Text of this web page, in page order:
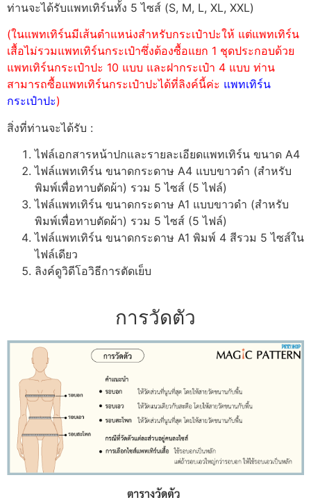
ท่านจะได้รับแพทเทิร์นทั้ง 5 ไซส์ (S, M, L, XL, XXL)
(ในแพทเทิร์นมีเส้นตำแหน่งสำหรับกระเป๋าปะให้ แต่แพทเทิร์น
เสื้อไม่รวมแพทเทิร์นกระเป๋าซึ่งต้องซื้อแยก 1 ชุดประกอบด้วย
แพทเทิร์นกระเป๋าปะ 10 แบบ และฝากระเป๋า 4 แบบ ท่าน
สามารถซื้อแพทเทิร์นกระเป๋าปะได้ที่ลิงค์นี้ค่ะ แพทเทิร์น
กระเป๋าปะ)
สิ่งที่ท่านจะได้รับ :
ไฟล์เอกสารหน้าปกและรายละเอียดแพทเทิร์น ขนาด A4
ไฟล์แพทเทิร์น ขนาดกระดาษ A4 แบบขาวดำ (สำหรับ
พิมพ์เพื่อทาบตัดผ้า) รวม 5 ไซส์ (5 ไฟล์)
ไฟล์แพทเทิร์น ขนาดกระดาษ A1 แบบขาวดำ (สำหรับ
พิมพ์เพื่อทาบตัดผ้า) รวม 5 ไซส์ (5 ไฟล์)
ไฟล์แพทเทิร์น ขนาดกระดาษ A1 พิมพ์ 4 สีรวม 5 ไซส์ใน
ไฟล์เดียว
ลิงค์ดูวิดีโอวิธีการตัดเย็บ
การวัดตัว